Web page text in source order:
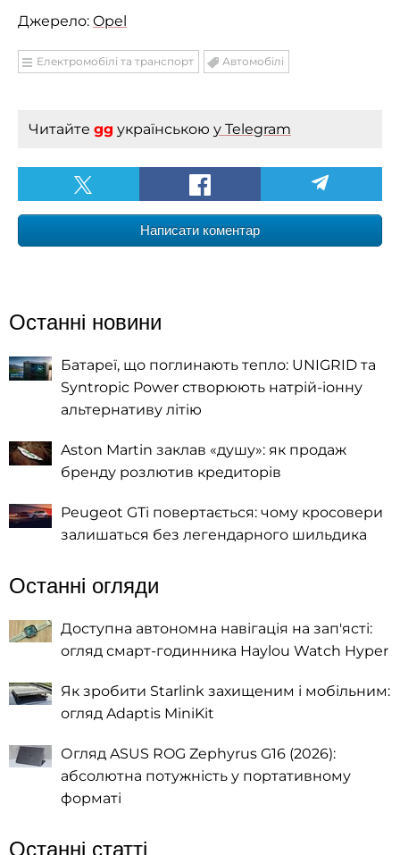
Джерело: Opel
Електромобілі та транспорт Автомобілі
Читайте gg українською у Telegram
Написати коментар
Останні новини
Батареї, що поглинають тепло: UNIGRID та
Syntropic Power створюють натрій-іонну
альтернативу літію
Aston Martin заклав «душу»: як продаж
бренду розлютив кредиторів
Peugeot GTi повертається: чому кросовери
залишаться без легендарного шильдика
Останні огляди
Доступна автономна навігація на зап'ясті:
огляд смарт-годинника Haylou Watch Hyper
Як зробити Starlink захищеним і мобільним:
огляд Adaptis MiniKit
Огляд ASUS ROG Zephyrus G16 (2026):
абсолютна потужність у портативному
форматі
Останні статті